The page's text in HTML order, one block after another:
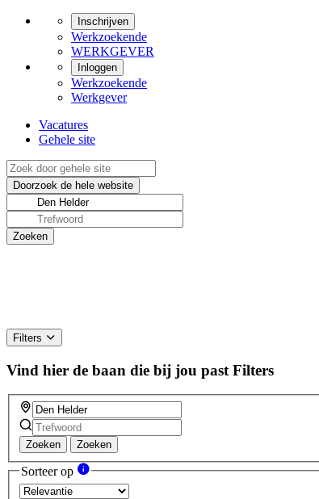
Inschrijven
Werkzoekende
WERKGEVER
Inloggen
Werkzoekende
Werkgever
Vacatures
Gehele site
Filters
Vind hier de baan die bij jou past Filters
Zoeken Zoeken
Sorteer op